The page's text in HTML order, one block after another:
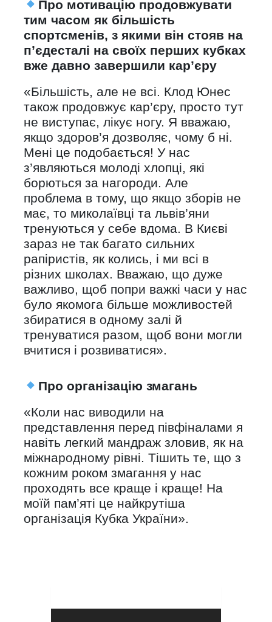
Про мотивацію продовжувати
тим часом як більшість
спортсменів, з якими він стояв на
п’єдесталі на своїх перших кубках
вже давно завершили кар’єру
«Більшість, але не всі. Клод Юнес
також продовжує кар’єру, просто тут
не виступає, лікує ногу. Я вважаю,
якщо здоров’я дозволяє, чому б ні.
Мені це подобається! У нас
з’являються молоді хлопці, які
борються за нагороди. Але
проблема в тому, що якщо зборів не
має, то миколаївці та львів’яни
тренуються у себе вдома. В Києві
зараз не так багато сильних
рапіристів, як колись, і ми всі в
різних школах. Вважаю, що дуже
важливо, щоб попри важкі часи у нас
було якомога більше можливостей
збиратися в одному залі й
тренуватися разом, щоб вони могли
вчитися і розвиватися».
Про організацію змагань
«Коли нас виводили на
представлення перед півфіналами я
навіть легкий мандраж зловив, як на
міжнародному рівні. Тішить те, що з
кожним роком змагання у нас
проходять все краще і краще! На
моїй пам’яті це найкрутіша
організація Кубка України».